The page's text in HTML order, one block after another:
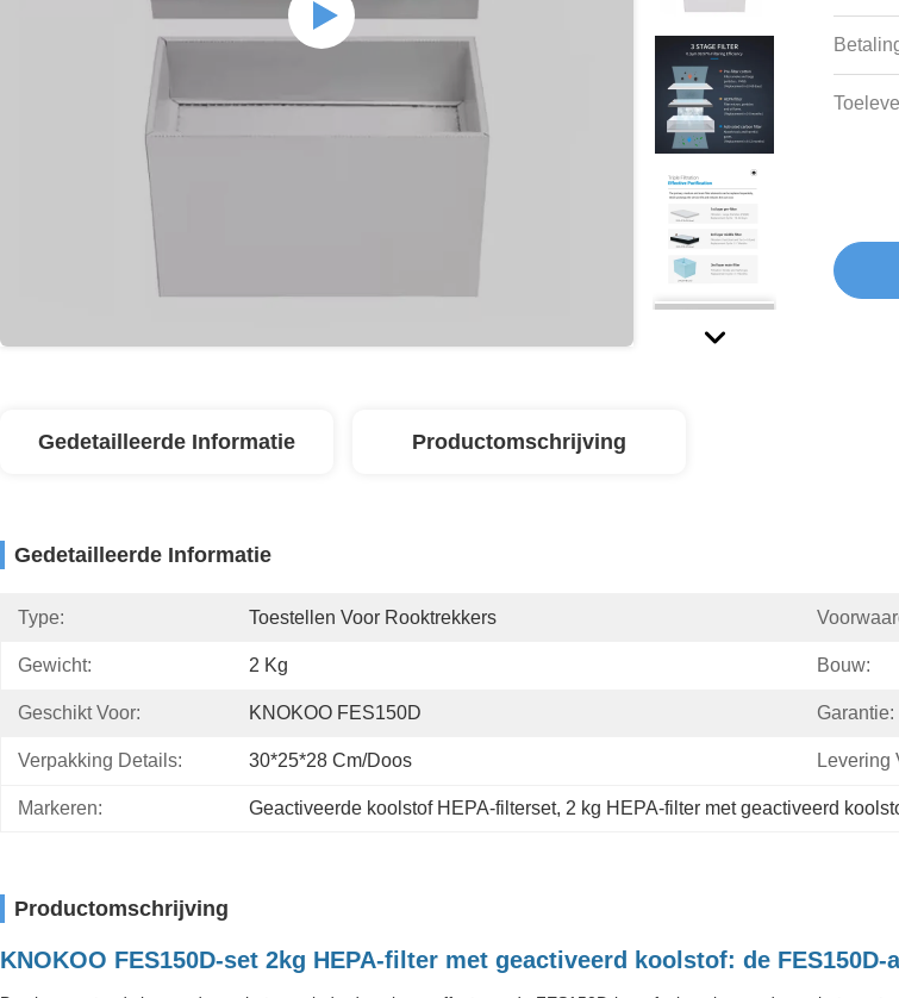
Gedetailleerde Informatie Productomschrijving
Gedetailleerde Informatie
Type: Toestellen Voor Rooktrekkers
Gewicht: 2 Kg Bouw:
Geschikt Voor: KNOKOO FES150D Garantie:
Verpakking Details: 30*25*28 Cm/doos Levering
Markeren: Geactiveerde koolstof HEPA-filterset, 2 kg HEPA-filter met geactiveerd
Productomschrijving
KNOKOO FES150D-set 2kg HEPA-filter met geactiveerd koolstof: de